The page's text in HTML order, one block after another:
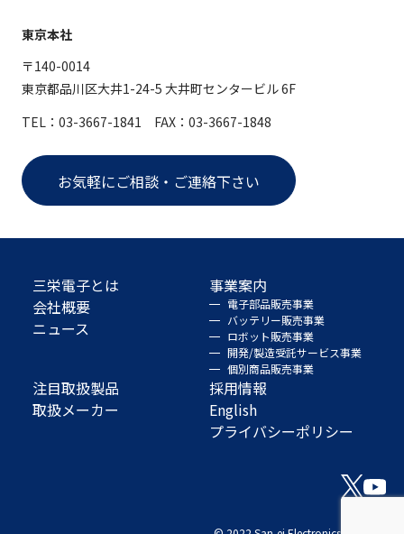
東京本社
〒140-0014
東京都品川区大井1-24-5 大井町センタービル 6F
TEL：03-3667-1841 FAX：03-3667-1848
お気軽にご相談・ご連絡下さい
三栄電子とは
会社概要
ニュース
事業案内
電子部品販売事業
バッテリー販売事業
ロボット販売事業
開発/製造受託サービス事業
個別商品販売事業
注目取扱製品
取扱メーカー
採用情報
English
プライバシーポリシー